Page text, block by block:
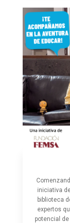
iniciativa
biblioteca
expertos
potencial